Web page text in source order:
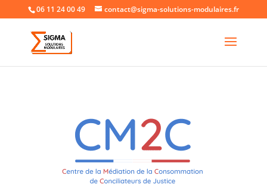
06 11 24 00 49 contact@sigma-solutions-modulaires.fr